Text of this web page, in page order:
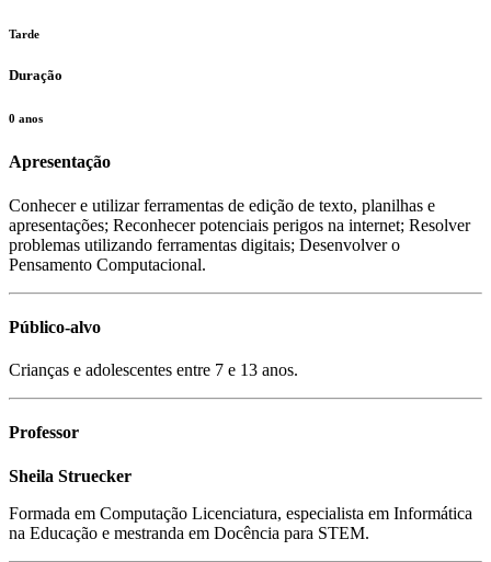
Tarde
Duração
0 anos
Apresentação
Conhecer e utilizar ferramentas de edição de texto, planilhas e
apresentações; Reconhecer potenciais perigos na internet; Resolver
problemas utilizando ferramentas digitais; Desenvolver o
Pensamento Computacional.
Público-alvo
Crianças e adolescentes entre 7 e 13 anos.
Professor
Sheila Struecker
Formada em Computação Licenciatura, especialista em Informática
na Educação e mestranda em Docência para STEM.